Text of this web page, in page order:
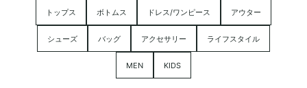
トップス ボトムス ドレス/ワンピース アウター
シューズ バッグ アクセサリー ライフスタイル
MEN KIDS